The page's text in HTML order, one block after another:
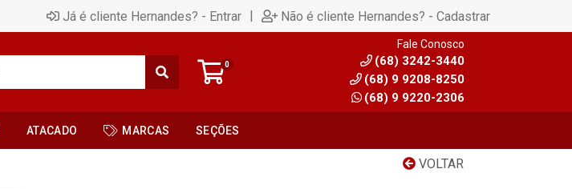
Já é cliente Hernandes? - Entrar | Não é cliente Hernandes? - Cadastrar
0
Fale Conosco
(68) 3242-3440
(68) 9 9208-8250
(68) 9 9220-2306
ATACADO MARCAS SEÇÕES
VOLTAR